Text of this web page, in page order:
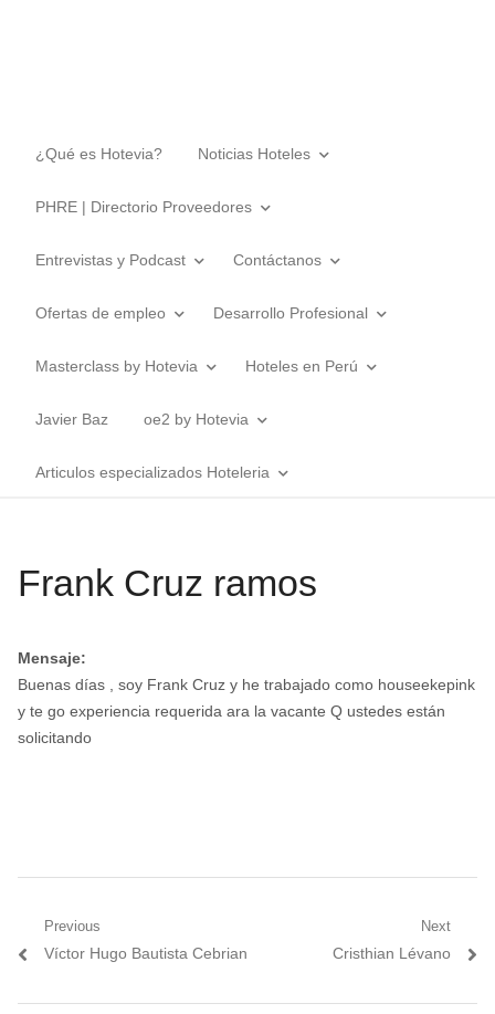
¿Qué es Hotevia? Noticias Hoteles
PHRE | Directorio Proveedores
Entrevistas y Podcast Contáctanos
Ofertas de empleo Desarrollo Profesional
Masterclass by Hotevia Hoteles en Perú
Javier Baz oe2 by Hotevia
Articulos especializados Hoteleria
Frank Cruz ramos
Mensaje:
Buenas días , soy Frank Cruz y he trabajado como houseekepink
y te go experiencia requerida ara la vacante Q ustedes están
solicitando
Navegación
de
Previous
Previous
Víctor Hugo Bautista Cebrian
Next
Next
Cristhian Lévano